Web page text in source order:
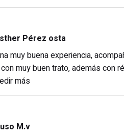
Pérez osta
muy buena experiencia,
muy buen trato, además con
más
M.v